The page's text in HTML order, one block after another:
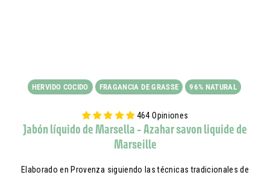
HERVIDO COCIDO FRAGANCIA DE GRASSE 96% NATURAL
464 Opiniones
Jabón líquido de Marsella - Azahar savon liquide de
Marseille
Elaborado en Provenza siguiendo las técnicas tradicionales de